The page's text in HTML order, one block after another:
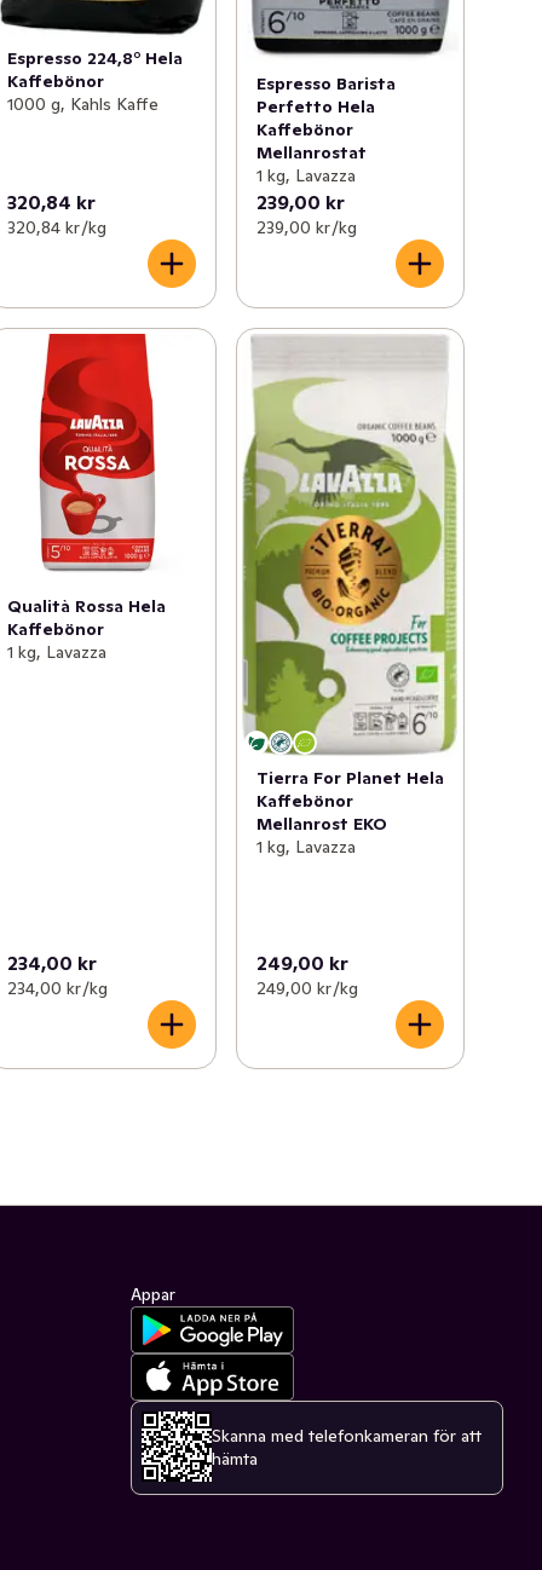
Espresso 224,8° Hela
Kaffebönor
1000 g, Kahls Kaffe
320,84 kr
320,84 kr /kg
Espresso Barista
Perfetto Hela
Kaffebönor
Mellanrostat
1 kg, Lavazza
239,00 kr
239,00 kr /kg
Qualità Rossa Hela
Kaffebönor
1 kg, Lavazza
234,00 kr
234,00 kr /kg
Tierra For Planet Hela
Kaffebönor
Mellanrost EKO
1 kg, Lavazza
249,00 kr
249,00 kr /kg
Appar
Skanna med telefonkameran för att
hämta